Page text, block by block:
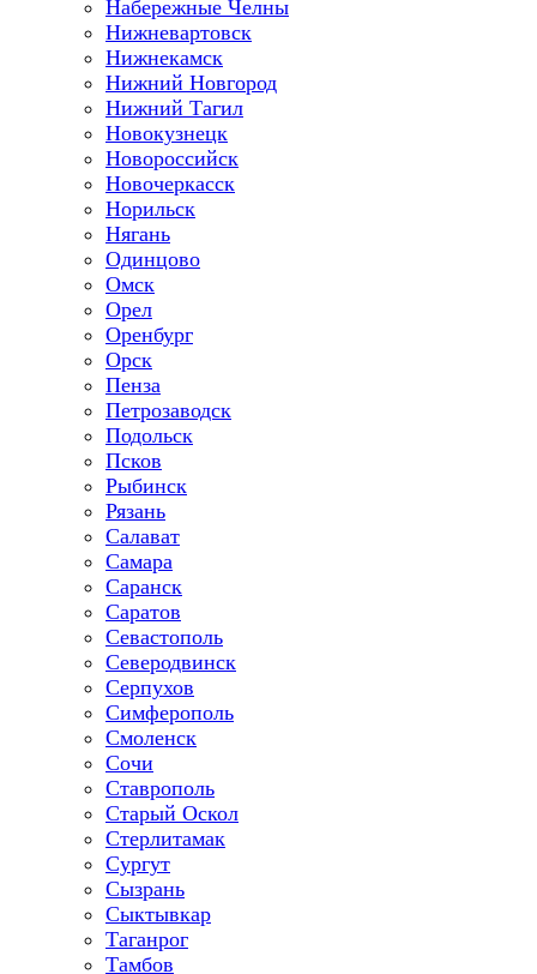
Набережные Челны
Нижневартовск
Нижнекамск
Нижний Новгород
Нижний Тагил
Новокузнецк
Новороссийск
Новочеркасск
Норильск
Нягань
Одинцово
Омск
Орел
Оренбург
Орск
Пенза
Петрозаводск
Подольск
Псков
Рыбинск
Рязань
Салават
Самара
Саранск
Саратов
Севастополь
Северодвинск
Серпухов
Симферополь
Смоленск
Сочи
Ставрополь
Старый Оскол
Стерлитамак
Сургут
Сызрань
Сыктывкар
Таганрог
Тамбов